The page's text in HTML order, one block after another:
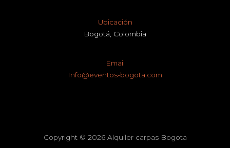
Ubicación
Bogotá, Colombia
Email
Info@eventos-bogota.com
Copyright © 2026 Alquiler carpas Bogota